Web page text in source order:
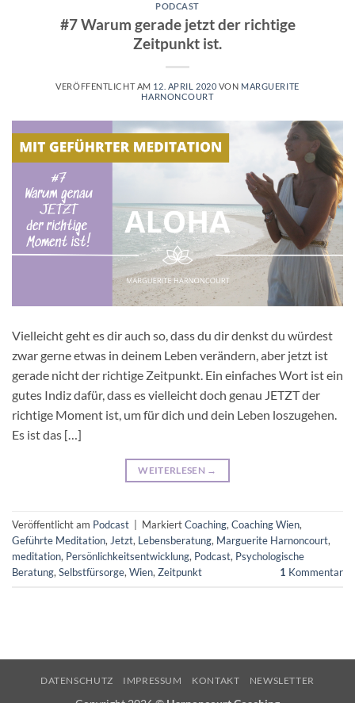
PODCAST
#7 Warum gerade jetzt der richtige
Zeitpunkt ist.
VERÖFFENTLICHT AM 12. APRIL 2020 VON MARGUERITE
HARNONCOURT
Vielleicht geht es dir auch so, dass du dir denkst du würdest
zwar gerne etwas in deinem Leben verändern, aber jetzt ist
gerade nicht der richtige Zeitpunkt. Ein einfaches Wort ist ein
gutes Indiz dafür, dass es vielleicht doch genau JETZT der
richtige Moment ist, um für dich und dein Leben loszugehen.
Es ist das […]
WEITERLESEN →
Veröffentlicht am Podcast MarkiertCoaching,Coaching Wien,
Geführte Meditation,Jetzt, Lebensberatung, Marguerite Harnoncourt,
meditation, Persönlichkeitsentwicklung, Podcast, Psychologische
Beratung,Selbstfürsorge,Wien,Zeitpunkt 1 Kommentar
DATENSCHUTZ IMPRESSUM KONTAKT NEWSLETTER